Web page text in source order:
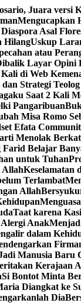
Juara versi
Mengucapkan
Asal
HilangUskup
atau
Layar Opini
di Web
dan Strategi
Saat 2 Kali
Pangaribuan
Misa Romo
Efata
Menolak
Farid Belajar
untuk Tuhan
AllahKeselamatan
Terlambat
Allah
Taat karena
Anak
dalam
Manusia Baru
Kerajaan
Si Bontot Minta
Diangkat ke
Dia